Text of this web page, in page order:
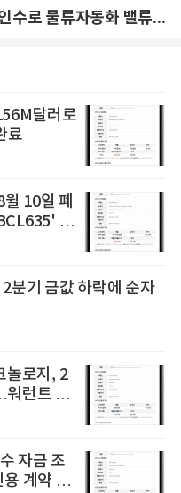
클로봇, 두산로지스틱스솔루션 인수로 물류자동화 밸류체인 확장 추진 - IBK투자증권
달러로
료
10일 폐
임
분기 금값 하락에 순자
놀로지, 2
워런트 행
자금 조
계약 체